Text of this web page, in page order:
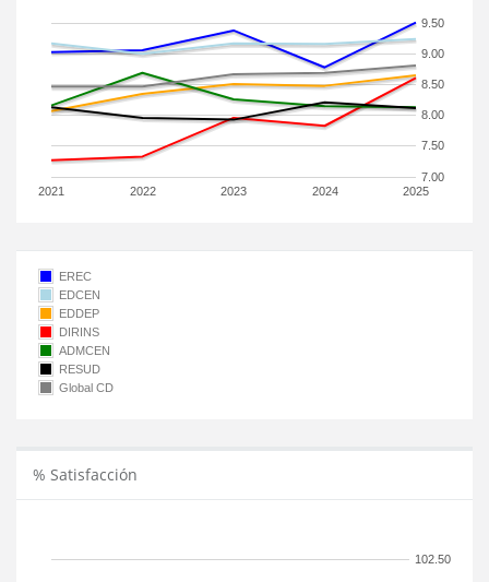
2021 2022 2023 2024 2025
7.00
7.50
8.00
8.50
9.00
9.50
EREC
EDCEN
EDDEP
DIRINS
ADMCEN
RESUD
Global CD
% Satisfacción
102.50